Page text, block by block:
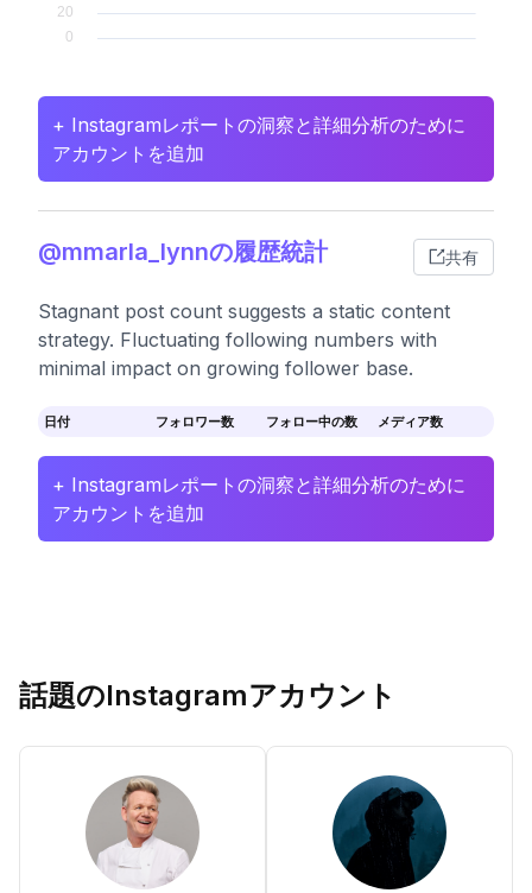
+ Instagramレポートの洞察と詳細分析のために
アカウントを追加
@mmarla_lynnの履歴統計 共有
Stagnant post count suggests a static content
strategy. Fluctuating following numbers with
minimal impact on growing follower base.
日付 フォロワー数 フォロー中の数 メディア数
+ Instagramレポートの洞察と詳細分析のために
アカウントを追加
話題のInstagramアカウント